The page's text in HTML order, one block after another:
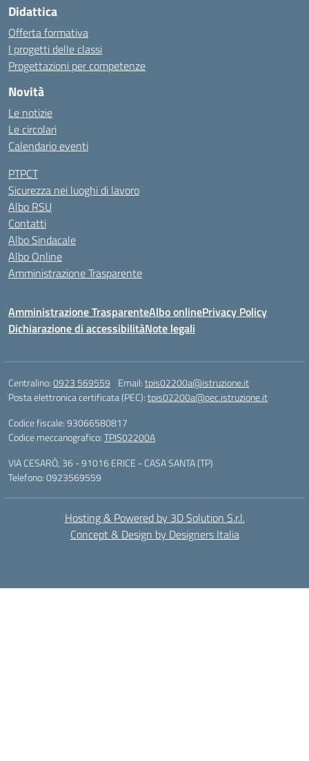
Didattica
Offerta formativa
I progetti delle classi
Progettazioni per competenze
Novità
Le notizie
Le circolari
Calendario eventi
PTPCT
Sicurezza nei luoghi di lavoro
Albo RSU
Contatti
Albo Sindacale
Albo Online
Amministrazione Trasparente
Amministrazione TrasparenteAlbo onlinePrivacy Policy
Dichiarazione di accessibilitàNote legali
Centralino:0923 569559 Email:tpis02200a@istruzione.it
Posta elettronica certificata (PEC):tpis02200a@pec.istruzione.it
Codice fiscale: 93066580817
Codice meccanografico:TPIS02200A
VIA CESARÒ, 36 - 91016 ERICE - CASA SANTA (TP)
Telefono: 0923569559
Hosting & Powered by 3D Solution S.r.l.
Concept & Design by Designers Italia